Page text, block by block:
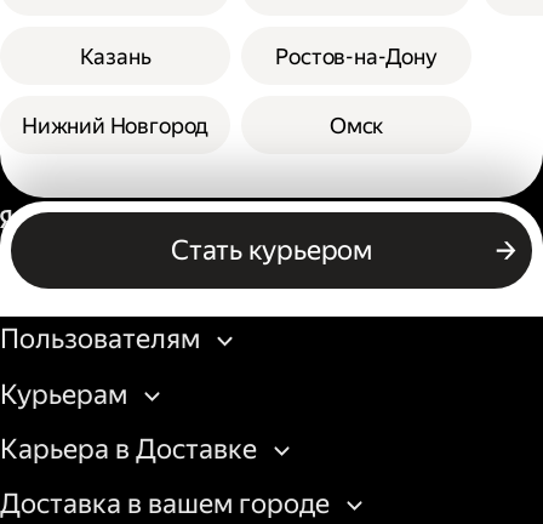
Казань
Нижний Новгород
Ростов-на-Дону
Омск
Стать курьером
Россия
Бизнесу
Пользователям
Курьерам
Карьера в Доставке
Доставка в вашем городе